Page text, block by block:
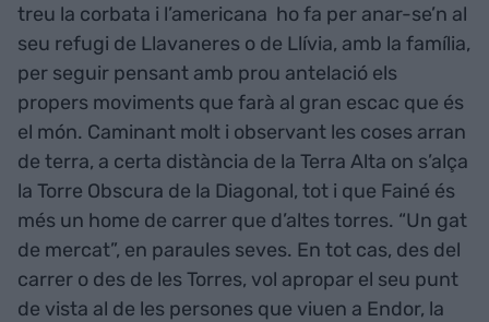
treu la corbata i l’americana ho fa per anar-se’n al
seu refugi de Llavaneres o de Llívia, amb la família,
per seguir pensant amb prou antelació els
propers moviments que farà al gran escac que és
el món. Caminant molt i observant les coses arran
de terra, a certa distància de la Terra Alta on s’alça
la Torre Obscura de la Diagonal, tot i que Fainé és
més un home de carrer que d’altes torres. “Un gat
de mercat”, en paraules seves. En tot cas, des del
carrer o des de les Torres, vol apropar el seu punt
de vista al de les persones que viuen a Endor, la